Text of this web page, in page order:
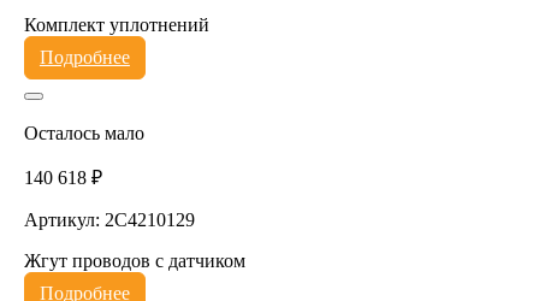
Комплект уплотнений
Подробнее
Осталось мало
140 618 ₽
Артикул: 2C4210129
Жгут проводов с датчиком
Подробнее